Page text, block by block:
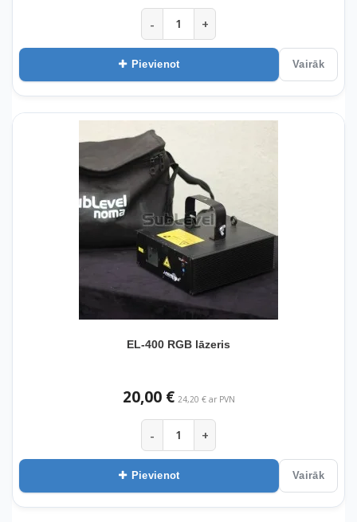
- +
Pievienot Vairāk
EL-400 RGB lāzeris
20,00 € 24,20 € ar PVN
- +
Pievienot Vairāk